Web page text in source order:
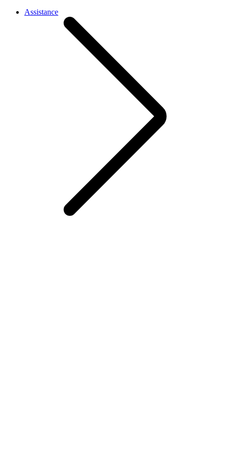
Assistance